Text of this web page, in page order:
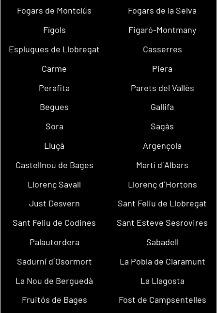
Fogars de Montclús
Fogars de la Selva
Fígols
Figaró-Montmany
Esplugues de Llobregat
Casserres
Carme
Piera
Perafita
Parets del Vallès
Begues
Gallifa
Sora
Sagàs
Lluçà
Argençola
Castellnou de Bages
Martí d´Albars
Llorenç Savall
Llorenç d´Hortons
Just Desvern
Sant Feliu de Llobregat
Sant Feliu de Codines
Sant Esteve Sesrovires
Palautordera
Sabadell
Sadurní d´Osormort
La Pobla de Claramunt
La Nou de Berguedà
La Llagosta
Fruitós de Bages
Fost de Campsentelles